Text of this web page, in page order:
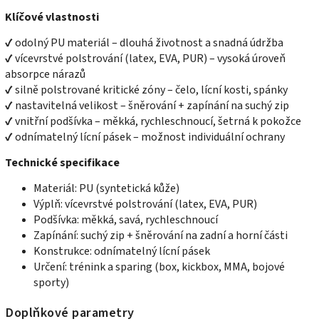
Klíčové vlastnosti
✔ odolný PU materiál – dlouhá životnost a snadná údržba
✔ vícevrstvé polstrování (latex, EVA, PUR) – vysoká úroveň
absorpce nárazů
✔ silně polstrované kritické zóny – čelo, lícní kosti, spánky
✔ nastavitelná velikost – šněrování + zapínání na suchý zip
✔ vnitřní podšívka – měkká, rychleschnoucí, šetrná k pokožce
✔ odnímatelný lícní pásek – možnost individuální ochrany
Technické specifikace
Materiál: PU (syntetická kůže)
Výplň: vícevrstvé polstrování (latex, EVA, PUR)
Podšívka: měkká, savá, rychleschnoucí
Zapínání: suchý zip + šněrování na zadní a horní části
Konstrukce: odnímatelný lícní pásek
Určení: trénink a sparing (box, kickbox, MMA, bojové
sporty)
Doplňkové parametry